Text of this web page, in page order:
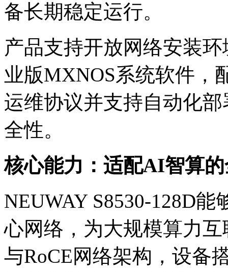
备长期稳定运行。
产品支持开放网络安装环
业版MXNOS系统软件
运维协议并支持自动化部
全性。
核心能力：适配AI智算
NEUWAY S8530-128D能
心网络，为大规模算
与RoCE网络架构，设备